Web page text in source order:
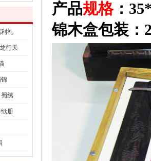
礼
行天
绣
册
产品规格：
锦木盒包装：